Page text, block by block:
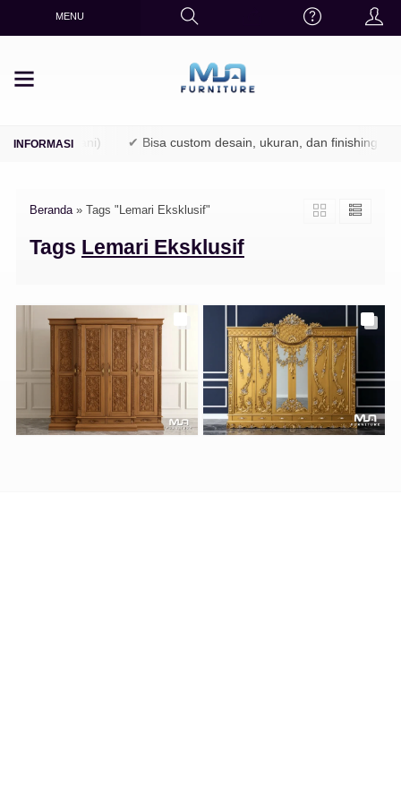
MENU
/ Perhutani) ✔ Bisa custom desain, ukuran, dan finishing
Beranda» Tags "Lemari Eksklusif"
Tags Lemari Eksklusif